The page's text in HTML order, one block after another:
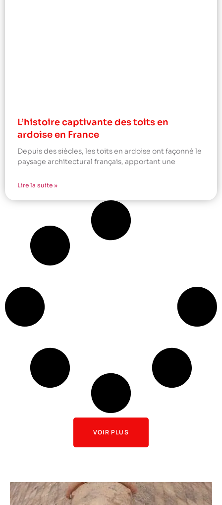
L’histoire captivante des toits en
ardoise en France
Depuis des siècles, les toits en ardoise ont façonné le
paysage architectural français, apportant une
Lire la suite »
VOIR PLUS